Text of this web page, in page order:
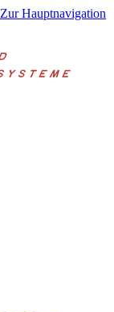
Zur Hauptnavigation